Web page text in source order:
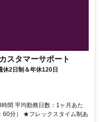
スタマーサポート
2日制＆年休120日
間 平均勤務日数：1ヶ月あた
60分） ★フレックスタイム制あ